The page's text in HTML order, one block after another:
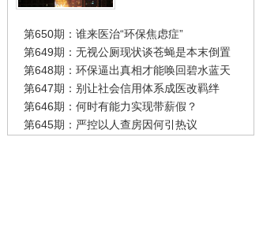
第650期：谁来医治“环保焦虑症”
第649期：无视公厕现状谈苍蝇是本末倒置
第648期：环保逼出真相才能唤回碧水蓝天
第647期：别让社会信用体系成医改羁绊
第646期：何时有能力实现带薪假？
第645期：严控以人查房因何引热议